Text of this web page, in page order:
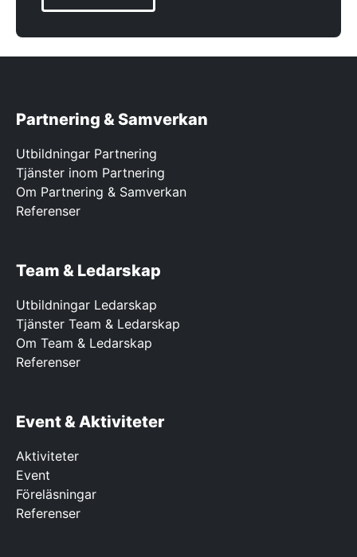
Partnering & Samverkan
Utbildningar Partnering
Tjänster inom Partnering
Om Partnering & Samverkan
Referenser
Team & Ledarskap
Utbildningar Ledarskap
Tjänster Team & Ledarskap
Om Team & Ledarskap
Referenser
Event & Aktiviteter
Aktiviteter
Event
Föreläsningar
Referenser